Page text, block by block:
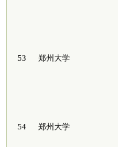
53 郑州大学
54 郑州大学